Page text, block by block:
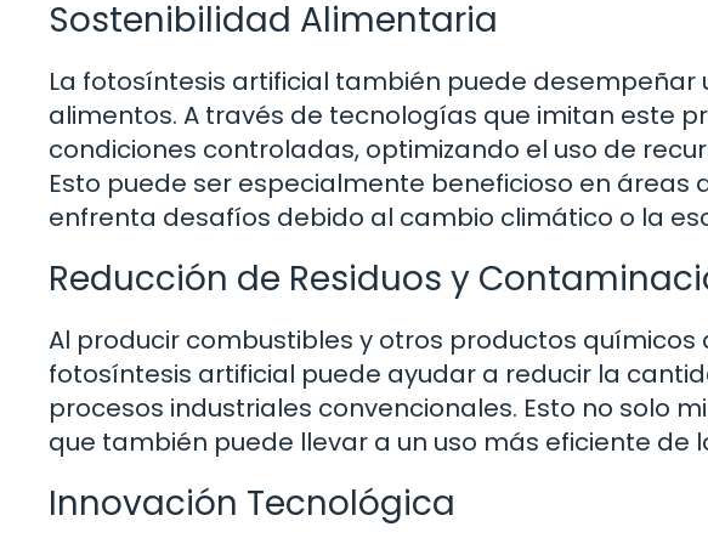
Sostenibilidad Alimentaria
La fotosíntesis artificial también puede
alimentos. A través de tecnologías que imitan este
condiciones controladas, optimizando el uso de
Esto puede ser especialmente beneficioso en
enfrenta desafíos debido al cambio climático o la
Reducción de Residuos y
Al producir combustibles y otros productos
fotosíntesis artificial puede ayudar a reducir la
procesos industriales convencionales. Esto no solo
que también puede llevar a un uso más eficiente de
Innovación Tecnológica